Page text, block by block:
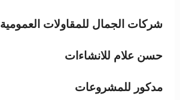
شركات الجمال للمقاولات العمومية
حسن علام للانشاءات
مدكور للمشروعات